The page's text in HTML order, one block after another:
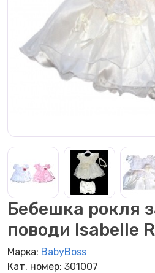
Бебешка рокля
поводи Isabelle
Марка: BabyBoss
Кат. номер: 301007